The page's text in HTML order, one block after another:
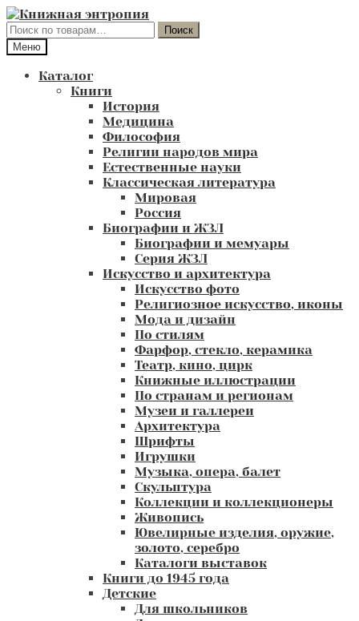
Перейти
к
навигации
Перейти
к
содержимому
Искать:
Поиск
Меню
Каталог
Книги
История
Медицина
Философия
Религии народов мира
Естественные науки
Классическая литература
Мировая
Россия
Биографии и ЖЗЛ
Биографии и мемуары
Серия ЖЗЛ
Искусство и архитектура
Искусство фото
Религиозное искусство, иконы
Мода и дизайн
По стилям
Фарфор, стекло, керамика
Театр, кино, цирк
Книжные иллюстрации
По странам и регионам
Музеи и галлереи
Архитектура
Шрифты
Игрушки
Музыка, опера, балет
Скульптура
Коллекции и коллекционеры
Живопись
Ювелирные изделия, оружие,
золото, серебро
Каталоги выставок
Книги до 1945 года
Детские
Для школьников